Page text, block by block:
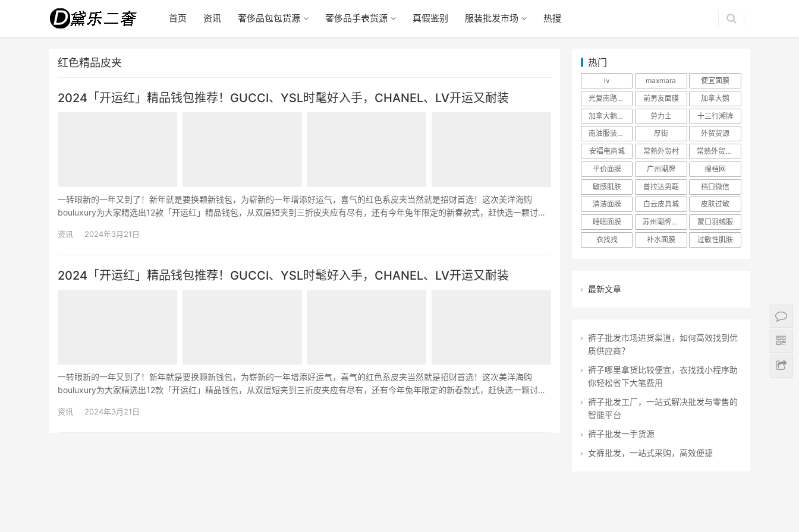
首页 资讯 奢侈品包包货源 奢侈品手表货源 真假鉴别 服装批发市场 热搜
红色精品皮夹
2024「开运红」精品钱包推荐！GUCCI、YSL时髦好入手，CHANEL、LV开运又耐装
一转眼新的一年又到了！新年就是要换颗新钱包，为崭新的一年增添好运气，喜气的红色系皮夹当然就是招财首选！这次美洋海购
bouluxury为大家精选出12款「开运红」精品钱包，从双层短夹到三折皮夹应有尽有，还有今年兔年限定的新春款式，赶快选一颗讨喜
资讯 2024年3月21日
2024「开运红」精品钱包推荐！GUCCI、YSL时髦好入手，CHANEL、LV开运又耐装
一转眼新的一年又到了！新年就是要换颗新钱包，为崭新的一年增添好运气，喜气的红色系皮夹当然就是招财首选！这次美洋海购
bouluxury为大家精选出12款「开运红」精品钱包，从双层短夹到三折皮夹应有尽有，还有今年兔年限定的新春款式，赶快选一颗讨喜
资讯 2024年3月21日
热门
lv maxmara
便宜面膜
光复南路潮牌
前男友面膜
加拿大鹅
加拿大鹅羽绒服
劳力士
十三行潮牌
南油服装批发市场
厚街
外贸货源
安福电商城
常熟外贸村
常熟外贸村货源
平价面膜
广州潮牌
搜档网
敏感肌肤
普拉达男鞋
档口微信
清洁面膜
白云皮具城
皮肤过敏
睡眠面膜
苏州潮牌货源
蒙口羽绒服
衣找找
补水面膜 过敏性肌肤
最新文章
裤子批发市场进货渠道，如何高效找到优
质供应商？
裤子哪里拿货比较便宜，衣找找小程序助
你轻松省下大笔费用
裤子批发工厂，一站式解决批发与零售的
智能平台
裤子批发一手货源
女裤批发，一站式采购，高效便捷